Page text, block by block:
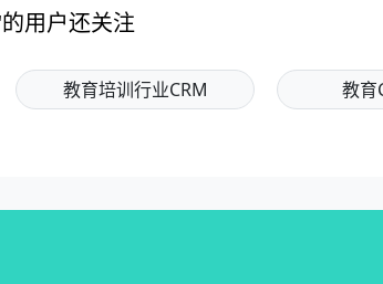
用户还关注
教育培训行业CRM 教育